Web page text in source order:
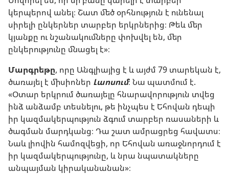
կերպերով անել։ Շատ մեծ օրհնություն է ունենալ
սիրելի ընկերներ տարբեր երկրներից։ Թեև մեր
կյանքը ու նշանակումները փոխվել են, մեր
ընկերությունը մնացել է»։
Մարգրեթը, որը Անգլիայից է և այժմ 79 տարեկան է,
ծառայել է միսիոներ Լաոսում։ Նա պատմում է.
«Օտար երկրում ծառայելը հնարավորություն տվեց
ինձ անձամբ տեսնելու, թե ինչպես է Եհովան դեպի
իր կազմակերպություն ձգում տարբեր ռասաների և
ծագման մարդկանց։ Դա շատ ամրացրեց հավատս։
Նաև լիովին համոզվեցի, որ Եհովան առաջնորդում է
իր կազմակերպությունը, և նրա նպատակները
անպայման կիրականանան»։